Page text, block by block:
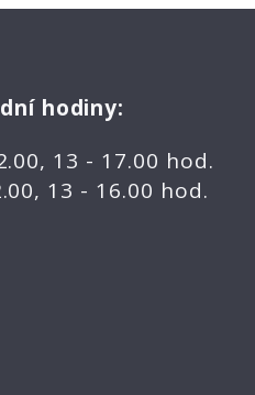
hodiny:
13 - 17.00 hod.
13 - 16.00 hod.